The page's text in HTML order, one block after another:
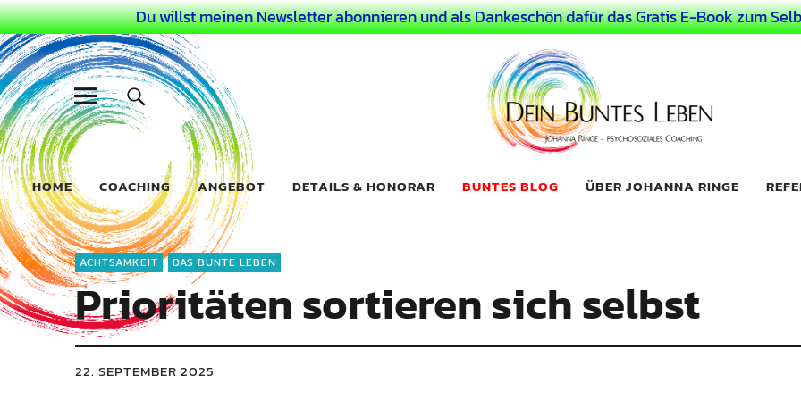
Du willst meinen Newsletter abonnieren und als Dankeschön dafür das Gratis E-Book zum
Dein Buntes Leben
COACHING FÜR DEIN BUNTES LEBEN ALS AUSSERGEWÖHNLICHER MENSCH
HOME COACHING ANGEBOT DETAILS & HONORAR BUNTES BLOG ÜBER JOHANNA RINGE
ACHTSAMKEIT DAS BUNTE LEBEN
Prioritäten sortieren sich selbst
22. SEPTEMBER 2025